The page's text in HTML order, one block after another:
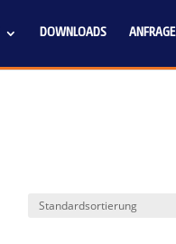
DOWNLOADS ANFRAGE